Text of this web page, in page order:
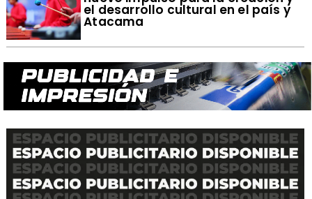
el desarrollo cultural en el país y
Atacama